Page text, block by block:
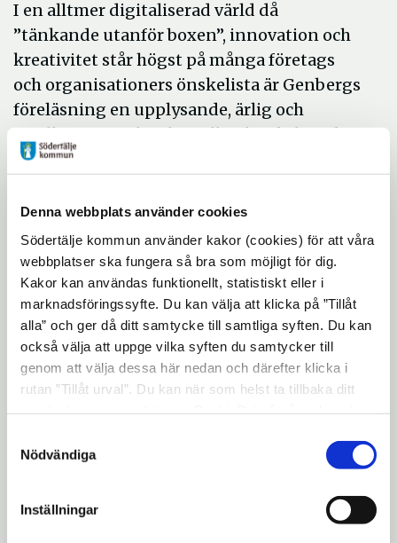
Denna webbplats använder cookies
Södertälje kommun använder kakor (cookies) för att våra
webbplatser ska fungera så bra som möjligt för dig.
Kakor kan användas funktionellt, statistiskt eller i
marknadsföringssyfte. Du kan välja att klicka på ”Tillåt
alla” och ger då ditt samtycke till samtliga syften. Du kan
också välja att uppge vilka syften du samtycker till
genom att välja dessa här nedan och därefter klicka i
rutan ”Tillåt urval”. Du kan när som helst ta tillbaka ditt
"Visa detaljer" kan du läsa om hur kakorna används och
hur vi och våra leverantörer inhämtar och behandlar
Nödvändiga
Inställningar
I en alltmer digitaliserad värld då
”tänkande utanför boxen”, innovation och
kreativitet står högst på många företags
och organisationers önskelista är Genbergs
föreläsning en upplysande, ärlig och
intelligent upplevelse full av breda leenden
och otaliga skratt.
inspiration och motivation.
Klockan 10.00 öppnar vi dörrarna till årets
mässa med ett 20-tal utställare som på olika
sätt kan bidra till att utveckla ditt
företag.Det är fri entré till mässan.Läs mer
härÖppna
i
nytt
Tid & plats:16 maj 2023 på Södertälje Science
Park, Kvarnbergagatan 12
föreläsningssalen Restaurang Snäckviken